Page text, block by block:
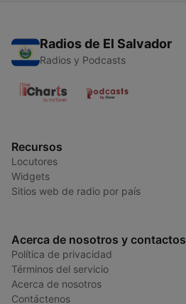
Radios de El Salvador
Radios y Podcasts
Recursos
Locutores
Widgets
Sitios web de radio por país
Acerca de nosotros y contactos
Política de privacidad
Términos del servicio
Acerca de nosotros
Contáctenos